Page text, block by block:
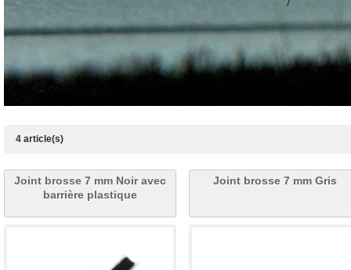
4 article(s)
Joint brosse 7 mm Noir avec
barrière plastique
Joint brosse 7 mm Gris